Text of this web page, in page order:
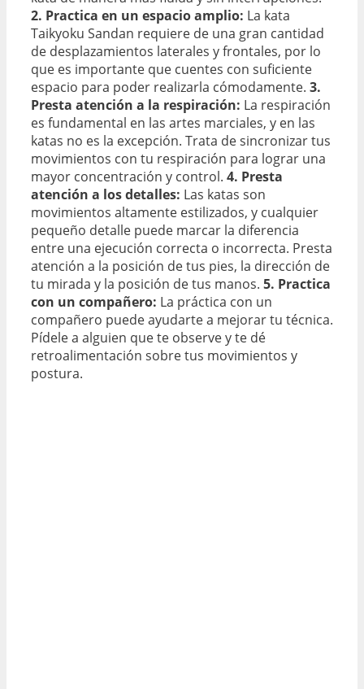
2. Practica en un espacio amplio: La kata
Taikyoku Sandan requiere de una gran cantidad
de desplazamientos laterales y frontales, por lo
que es importante que cuentes con suficiente
espacio para poder realizarla cómodamente. 3.
Presta atención a la respiración: La respiración
es fundamental en las artes marciales, y en las
katas no es la excepción. Trata de sincronizar tus
movimientos con tu respiración para lograr una
mayor concentración y control. 4. Presta
atención a los detalles: Las katas son
movimientos altamente estilizados, y cualquier
pequeño detalle puede marcar la diferencia
entre una ejecución correcta o incorrecta. Presta
atención a la posición de tus pies, la dirección de
tu mirada y la posición de tus manos. 5. Practica
con un compañero: La práctica con un
compañero puede ayudarte a mejorar tu técnica.
Pídele a alguien que te observe y te dé
retroalimentación sobre tus movimientos y
postura.